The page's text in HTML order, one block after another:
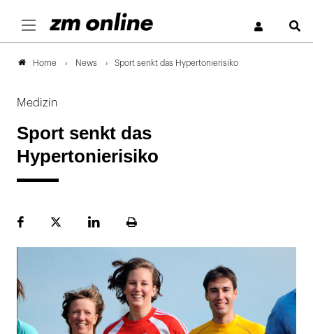
Home News Sport senkt das Hypertonierisiko
Medizin
Sport senkt das
Hypertonierisiko
FacebookPlattformLinekdInSeite